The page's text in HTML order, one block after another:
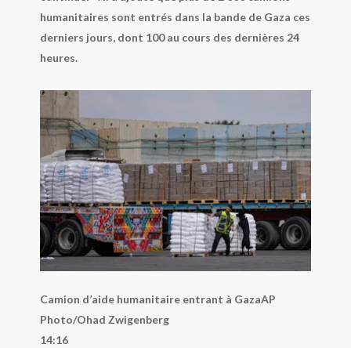
humanitaires sont entrés dans la bande de Gaza ces
derniers jours, dont 100 au cours des dernières 24
heures.
Camion d’aide humanitaire entrant à GazaAP
Photo/Ohad Zwigenberg
14:16